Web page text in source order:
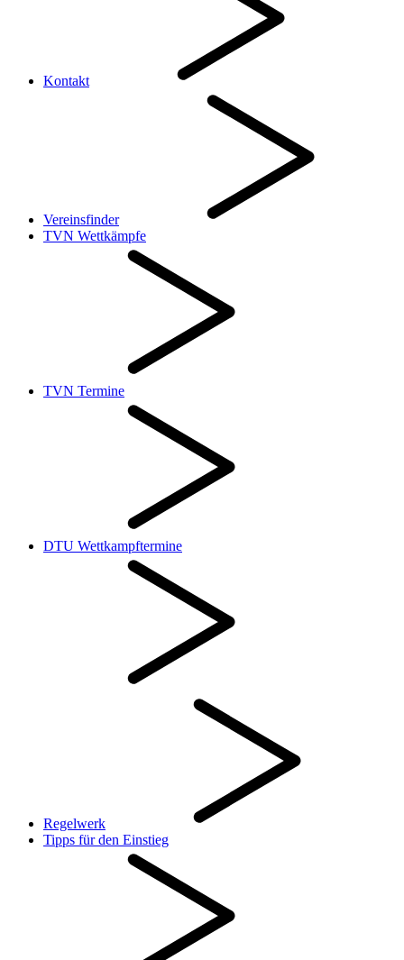
Kontakt
Vereinsfinder
TVN Wettkämpfe
TVN Termine
DTU Wettkampftermine
Regelwerk
Tipps für den Einstieg